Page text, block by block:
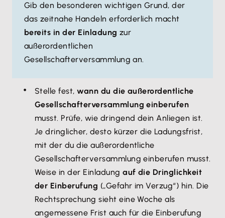
Gib den besonderen wichtigen Grund, der
das zeitnahe Handeln erforderlich macht
bereits in der Einladung zur
außerordentlichen
Gesellschafterversammlung an.
Stelle fest,wann du die außerordentliche
Gesellschafterversammlung einberufen
musst. Prüfe, wie dringend dein Anliegen ist.
Je dringlicher, desto kürzer die Ladungsfrist,
mit der du die außerordentliche
Gesellschafterversammlung einberufen musst.
Weise in der Einladungauf die Dringlichkeit
der Einberufung („Gefahr im Verzug“) hin. Die
Rechtsprechung sieht eine Woche als
angemessene Frist auch für die Einberufung